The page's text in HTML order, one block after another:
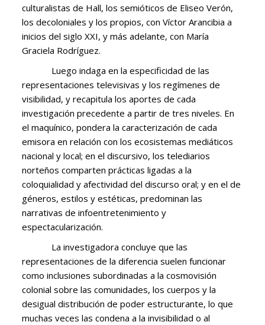
culturalistas de Hall, los semióticos de Eliseo Verón,
los decoloniales y los propios, con Víctor Arancibia a
inicios del siglo XXI, y más adelante, con María
Graciela Rodríguez.
Luego indaga en la especificidad de las
representaciones televisivas y los regímenes de
visibilidad, y recapitula los aportes de cada
investigación precedente a partir de tres niveles. En
el maquínico, pondera la caracterización de cada
emisora en relación con los ecosistemas mediáticos
nacional y local; en el discursivo, los telediarios
norteños comparten prácticas ligadas a la
coloquialidad y afectividad del discurso oral; y en el de
géneros, estilos y estéticas, predominan las
narrativas de infoentretenimiento y
espectacularización.
La investigadora concluye que las
representaciones de la diferencia suelen funcionar
como inclusiones subordinadas a la cosmovisión
colonial sobre las comunidades, los cuerpos y la
desigual distribución de poder estructurante, lo que
muchas veces las condena a la invisibilidad o al